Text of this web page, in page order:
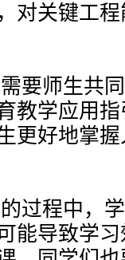
对关键工
要师生共
教学应用
更好地掌
过程中，
能导致学